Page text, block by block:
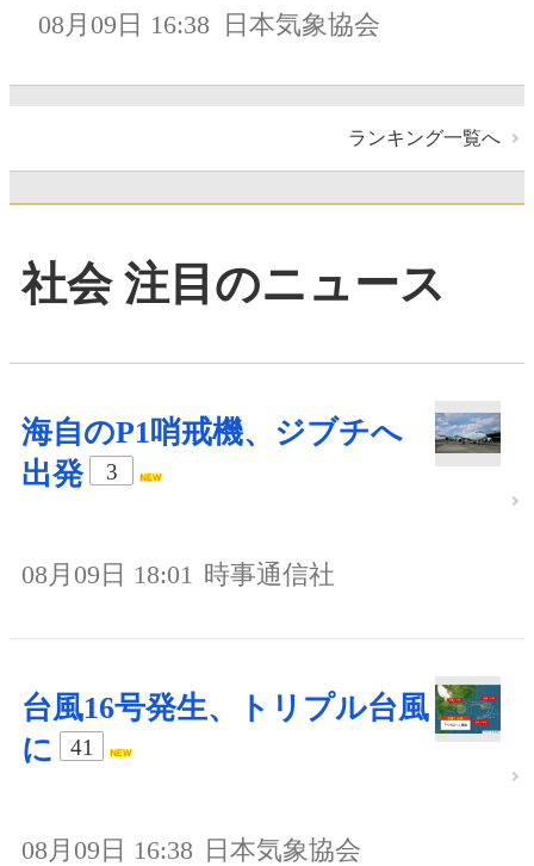
08月09日 16:38 日本気象協会
ランキング一覧へ
社会 注目のニュース
海自のP1哨戒機、ジブチへ
出発
3
08月09日 18:01 時事通信社
台風16号発生、トリプル台風
に
41
08月09日 16:38 日本気象協会